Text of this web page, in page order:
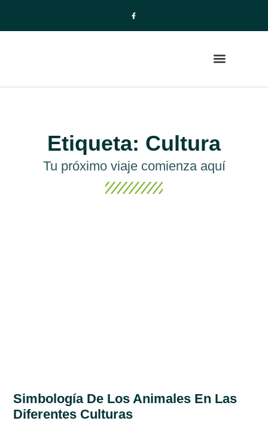
Etiqueta: Cultura
Tu próximo viaje comienza aquí
Simbología De Los Animales En Las
Diferentes Culturas